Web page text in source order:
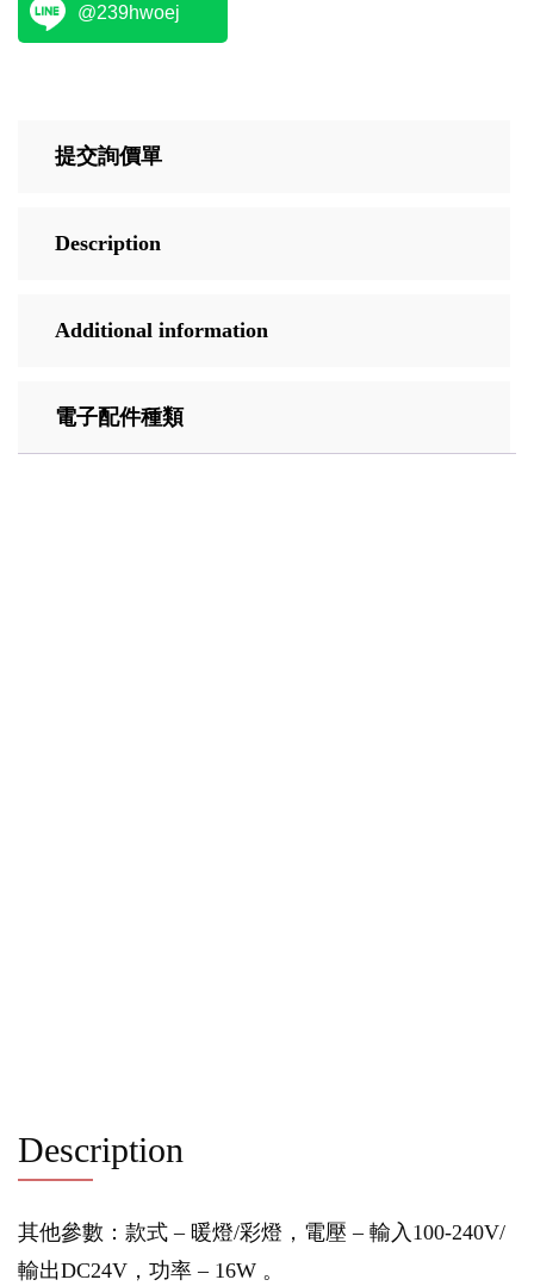
@239hwoej
提交詢價單
Description
Additional information
電子配件種類
Description
其他參數：款式 – 暖燈/彩燈，電壓 – 輸入100-240V/
輸出DC24V，功率 – 16W 。